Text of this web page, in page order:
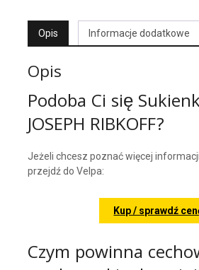
Opis Informacje dodatkowe
Opis
Podoba Ci się
JOSEPH RIBKOFF?
Jeżeli chcesz poznać więcej
przejdź do Velpa:
Kup / sprawdź
Czym powinna